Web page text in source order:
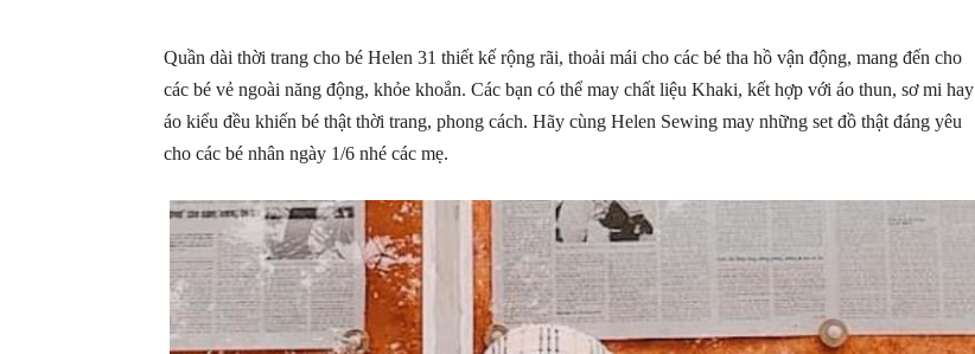
Quần dài thời trang cho bé Helen 31 thiết kế rộng rãi, thoải mái cho các bé tha hồ vận động, mang đến cho
các bé vẻ ngoài năng động, khỏe khoắn. Các bạn có thể may chất liệu Khaki, kết hợp với áo thun, sơ mi hay
áo kiểu đều khiến bé thật thời trang, phong cách. Hãy cùng Helen Sewing may những set đồ thật đáng yêu
cho các bé nhân ngày 1/6 nhé các mẹ.